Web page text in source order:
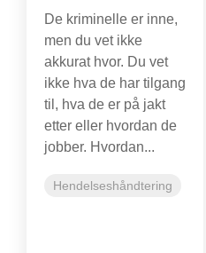
De kriminelle er inne,
men du vet ikke
akkurat hvor. Du vet
ikke hva de har tilgang
til, hva de er på jakt
etter eller hvordan de
jobber. Hvordan...
Hendelseshåndtering